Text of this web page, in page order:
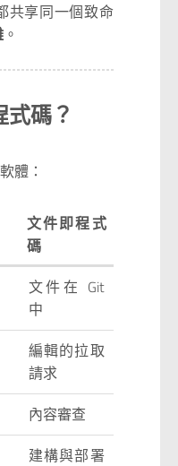
共享同一個致命
。
碼？
體：
文件即程式
碼
文件在 Git
中
編輯的拉取
請求
內容審查
建構與部署